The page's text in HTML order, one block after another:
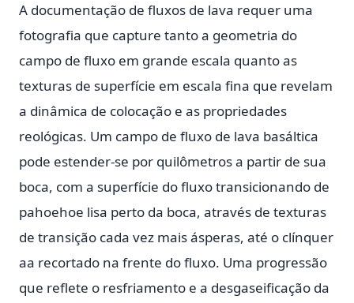
A documentação de fluxos de lava requer uma
fotografia que capture tanto a geometria do
campo de fluxo em grande escala quanto as
texturas de superfície em escala fina que revelam
a dinâmica de colocação e as propriedades
reológicas. Um campo de fluxo de lava basáltica
pode estender-se por quilômetros a partir de sua
boca, com a superfície do fluxo transicionando de
pahoehoe lisa perto da boca, através de texturas
de transição cada vez mais ásperas, até o clínquer
aa recortado na frente do fluxo. Uma progressão
que reflete o resfriamento e a desgaseificação da